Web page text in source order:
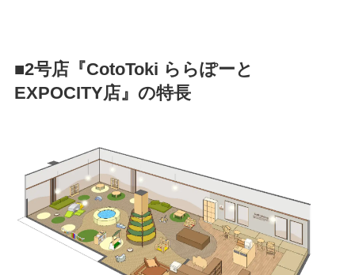
■2号店『CotoToki ららぽーと
EXPOCITY店』の特長